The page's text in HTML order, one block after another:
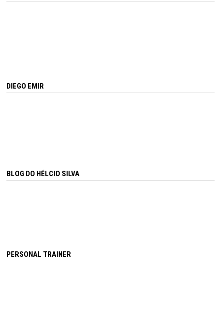
DIEGO EMIR
BLOG DO HÉLCIO SILVA
PERSONAL TRAINER